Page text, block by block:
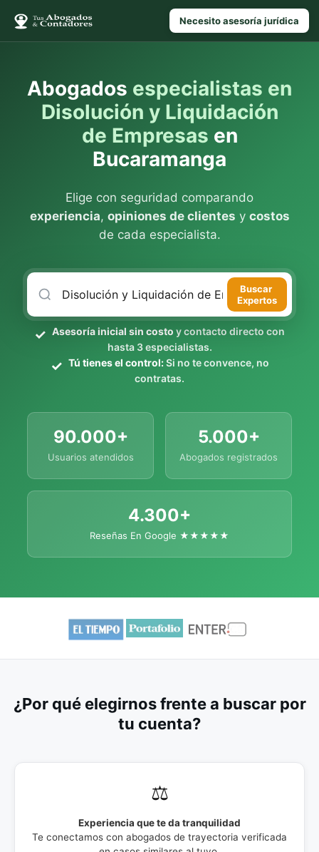
Necesito asesoría jurídica
Abogados especialistas en
Disolución y Liquidación
de Empresas en
Bucaramanga
Elige con seguridad comparando
experiencia, opiniones de clientes y costos
de cada especialista.
Buscar
Expertos
Asesoría inicial sin costo y contacto directo con
hasta 3 especialistas.
Tú tienes el control:Si no te convence, no
contratas.
90.000+
Usuarios atendidos
5.000+
Abogados registrados
4.300+
Reseñas En Google ★★★★★
¿Por qué elegirnos frente a buscar por
tu cuenta?
⚖️
Experiencia que te da tranquilidad
Te conectamos con abogados de trayectoria verificada